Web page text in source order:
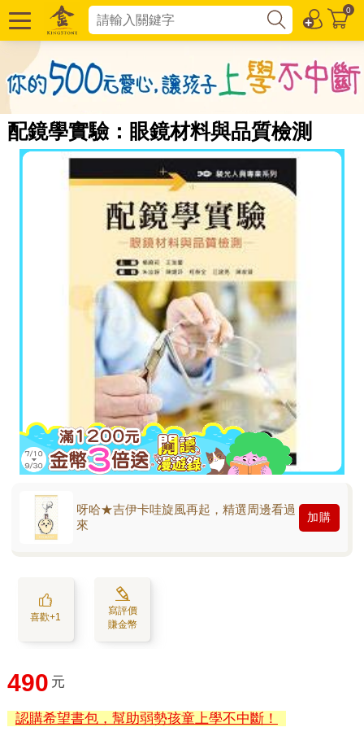
0
配鏡學實驗：眼鏡材料與品質檢測
呀哈★吉伊卡哇旋風再起，精選周邊看過
來
加購
喜歡+1
寫評價
賺金幣
490 元
認購希望書包，幫助弱勢孩童上學不中斷！